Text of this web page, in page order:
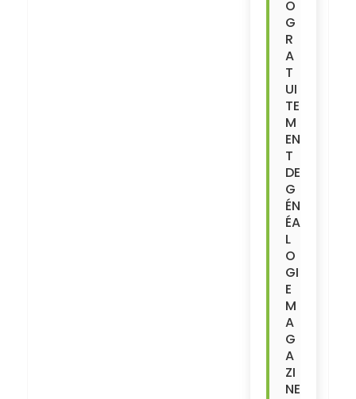
O
G
R
A
T
UI
TE
M
EN
T
DE
G
ÉN
ÉA
L
O
GI
E
M
A
G
A
ZI
NE